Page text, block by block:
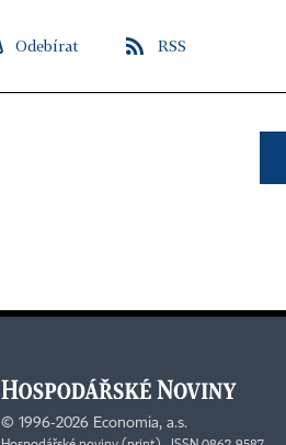
Odebírat RSS
© 1996-2026 Economia, a.s.